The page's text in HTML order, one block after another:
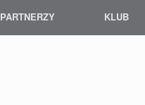
PARTNERZY KLUB